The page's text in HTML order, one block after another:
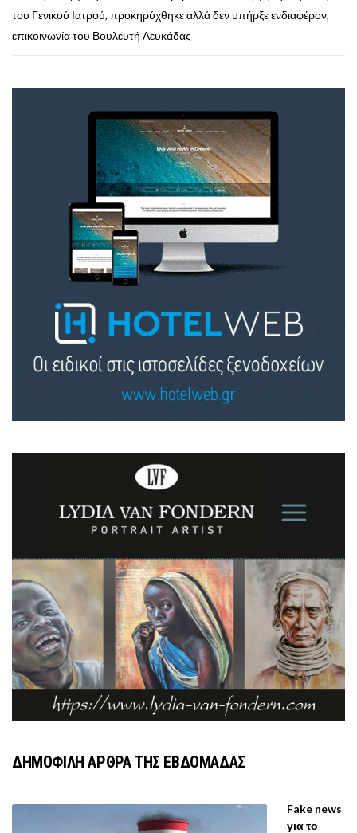
του Γενικού Ιατρού, προκηρύχθηκε αλλά δεν υπήρξε ενδιαφέρον,
επικοινωνία του Βουλευτή Λευκάδας
ΔΗΜΟΦΙΛΗ ΑΡΘΡΑ ΤΗΣ ΕΒΔΟΜΑΔΑΣ
Fake news
για το